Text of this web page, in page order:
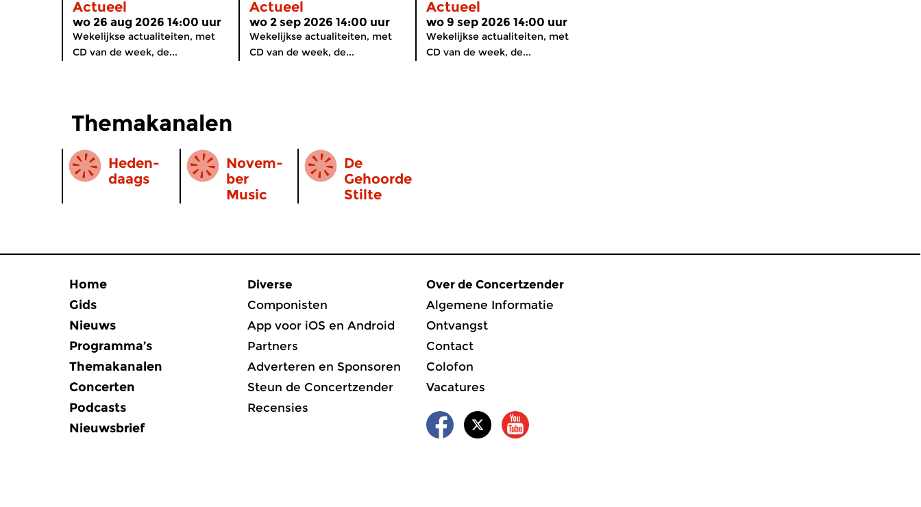
Actueel
wo 26 aug 2026 14:00 uur
Wekelijkse actualiteiten, met
CD van de week, de...
Actueel
wo 2 sep 2026 14:00 uur
Wekelijkse actualiteiten, met
CD van de week, de...
Actueel
wo 9 sep 2026 14:00 uur
Wekelijkse actualiteiten, met
CD van de week, de...
Themakanalen
Heden-
daags
Novem­
ber
Music
De
Gehoorde
Stilte
Home
Gids
Nieuws
Programma’s
Themakanalen
Concerten
Podcasts
Nieuwsbrief
Diverse
Componisten
App voor iOS en Android
Partners
Adverteren en Sponsoren
Steun de Concertzender
Recensies
Over de Concertzender
Algemene Informatie
Ontvangst
Contact
Colofon
Vacatures